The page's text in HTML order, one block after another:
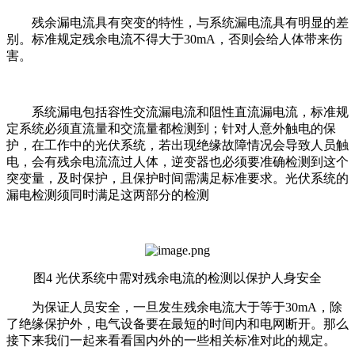
残余漏电流具有突变的特性，与系统漏电流具有明显的差
别。标准规定残余电流不得大于30mA，否则会给人体带来伤
害。
系统漏电包括容性交流漏电流和阻性直流漏电流，标准规
定系统必须直流量和交流量都检测到；针对人意外触电的保
护，在工作中的光伏系统，若出现绝缘故障情况会导致人员触
电，会有残余电流流过人体，逆变器也必须要准确检测到这个
突变量，及时保护，且保护时间需满足标准要求。光伏系统的
漏电检测须同时满足这两部分的检测
图4 光伏系统中需对残余电流的检测以保护人身安全
为保证人员安全，一旦发生残余电流大于等于30mA，除
了绝缘保护外，电气设备要在最短的时间内和电网断开。那么
接下来我们一起来看看国内外的一些相关标准对此的规定。